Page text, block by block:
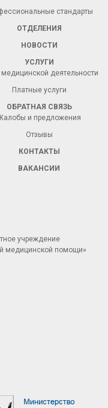
учреждение
медицинской помощи»
стандарты
ОТДЕЛЕНИЯ
НОВОСТИ
УСЛУГИ
деятельности
Платные услуги
ОБРАТНАЯ СВЯЗЬ
и предложения
Отзывы
КОНТАКТЫ
ВАКАНСИИ